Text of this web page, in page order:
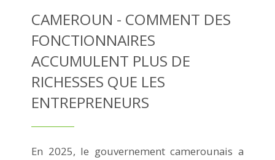
CAMEROUN - COMMENT DES
FONCTIONNAIRES
ACCUMULENT PLUS DE
RICHESSES QUE LES
ENTREPRENEURS
En 2025, le gouvernement camerounais a